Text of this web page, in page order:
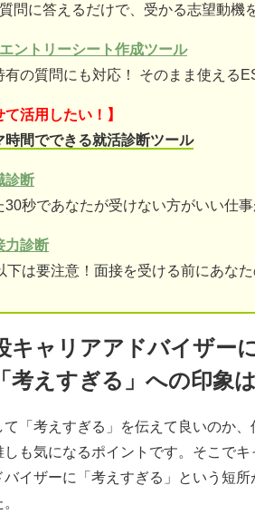
問に答えるだけで、受かる志望動機
エントリーシート作成ツール
有の質問にも対応！ そのまま使える
て活用したい！】
時間でできる就活診断ツール
診断
30秒であなたが受けない方がいい仕
力診断
下は要注意！面接を受ける前にあな
キャリアアドバイザー
考えすぎる」への印象
て「考えすぎる」を伝えて良いのか
しも気になるポイントです。そこで
バイザーに「考えすぎる」という短